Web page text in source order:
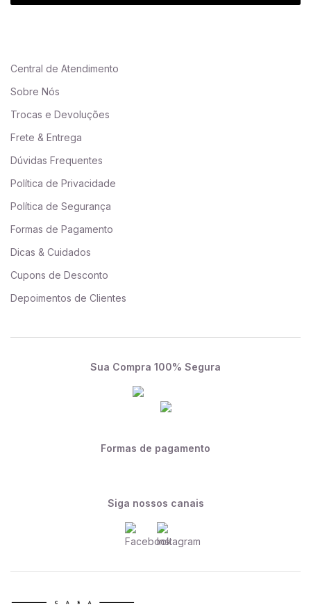
Central de Atendimento
Sobre Nós
Trocas e Devoluções
Frete & Entrega
Dúvidas Frequentes
Política de Privacidade
Política de Segurança
Formas de Pagamento
Dicas & Cuidados
Cupons de Desconto
Depoimentos de Clientes
Sua Compra 100% Segura
Formas de pagamento
Siga nossos canais